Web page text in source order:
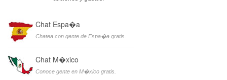
Chat Espa�a
Chatea con gente de Espa�a gratis.
Chat M�xico
Conoce gente en M�xico gratis.